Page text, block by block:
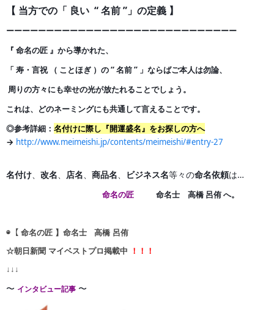
【 当方での「 良い “ 名前 ”」の定義 】
ーーーーーーーーーーーーーーーーーーーーーーーーーーーーー
『 命名の匠 』から導かれた、
「 寿・言祝 （ ことほぎ ）の“ 名前 ” 」ならばご本人は勿論、
周りの方々にも幸せの光が放たれることでしょう。
これは、どのネーミングにも共通して言えることです。
◎参考詳細： 名付けに際し『開運盛名』をお探しの方へ
→ http://www.meimeishi.jp/contents/meimeishi/#entry-27
名付け、 改名、 店名、 商品名、 ビジネス名等々の命名依頼は…
命名の匠 命名士 高橋 呂侑 へ。
◉【 命名の匠 】命名士 高橋 呂侑
☆朝日新聞 マイベストプロ掲載中
！！！
↓↓↓
〜 インタビュー記事 〜